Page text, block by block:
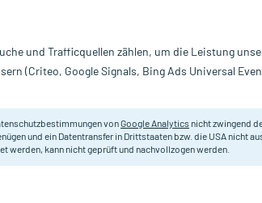
Gratis-Versand* ab 19€
GUM
Sanfte und effektive
und Trafficquellen zählen, um die Leistung
(Criteo, Google Signals, Bing Ads Universal
vonGoogle Analytics nicht zwingend
und ein Datentransfer in Drittstaaten bzw. die USA nicht
werden, kann nicht geprüft und nachvollzogen werden.